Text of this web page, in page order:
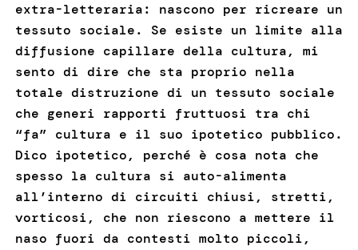
extra-letteraria: nascono per ricreare un
tessuto sociale. Se esiste un limite alla
diffusione capillare della cultura, mi
sento di dire che sta proprio nella
totale distruzione di un tessuto sociale
che generi rapporti fruttuosi tra chi
“fa” cultura e il suo ipotetico pubblico.
Dico ipotetico, perché è cosa nota che
spesso la cultura si auto-alimenta
all’interno di circuiti chiusi, stretti,
vorticosi, che non riescono a mettere il
naso fuori da contesti molto piccoli,